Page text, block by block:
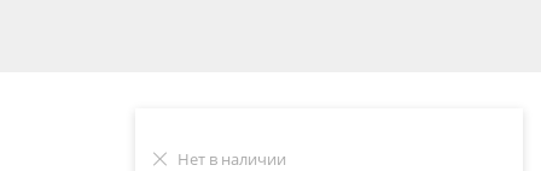
Нет в наличии